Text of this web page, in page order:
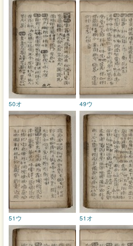
49ウ
50オ
51オ
51ウ